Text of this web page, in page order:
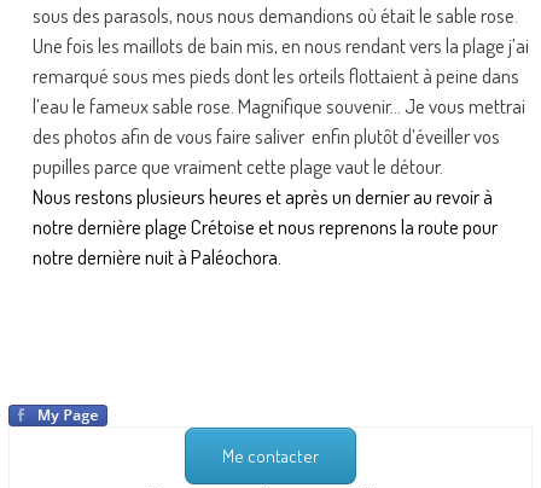
sous des parasols, nous nous demandions où était le sable rose.
Une fois les maillots de bain mis, en nous rendant vers la plage j’ai
remarqué sous mes pieds dont les orteils flottaient à peine dans
l’eau le fameux sable rose. Magnifique souvenir… Je vous mettrai
des photos afin de vous faire saliver enfin plutôt d’éveiller vos
pupilles parce que vraiment cette plage vaut le détour.
Nous restons plusieurs heures et après un dernier au revoir à
notre dernière plage Crétoise et nous reprenons la route pour
notre dernière nuit à Paléochora.
Me contacter